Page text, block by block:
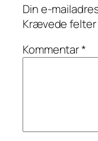
Din e-
Krævede felter
Kommentar*